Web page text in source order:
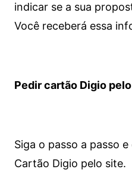
indicar se a sua
Você receberá essa
Pedir cartão Digio
Siga o passo a passo
Cartão Digio pelo site.